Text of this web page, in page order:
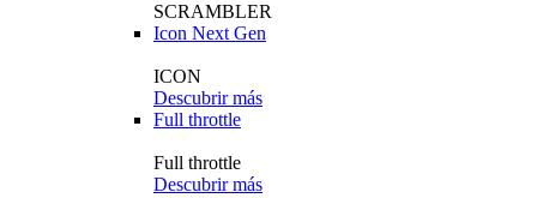
SCRAMBLER
Icon Next Gen
ICON
Descubrir más
Full throttle
Full throttle
Descubrir más